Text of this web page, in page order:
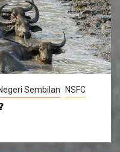
Sembilan NSFC